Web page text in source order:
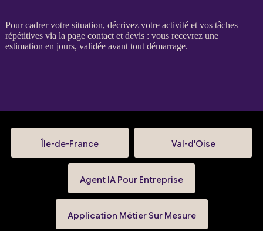
Pourcadrervotre situation, décrivez votre activité et vos tâches
répétitives via la page contact et devis: vous recevrez une
estimation en jours, validée avant tout démarrage.
Île-de-France Val-d'Oise
Agent IA Pour Entreprise
Application Métier Sur Mesure